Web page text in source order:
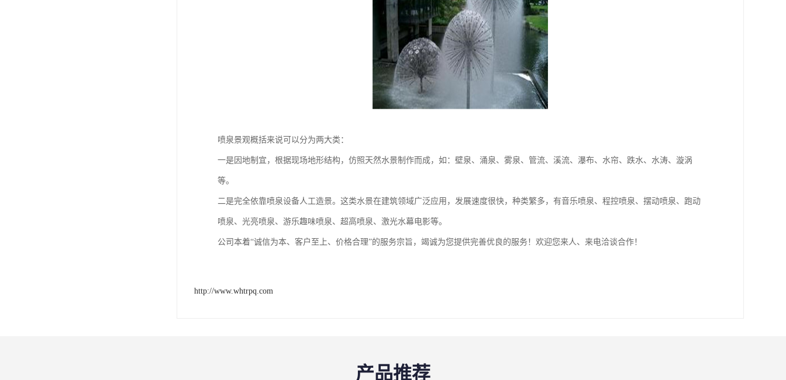
喷泉景观概括来说可以分为两大类：
一是因地制宜，根据现场地形结构，仿照天然水景制作而成，如：壁泉、涌泉、雾泉、管流、溪流、瀑布、水帘、跌水、水涛、漩涡
等。
二是完全依靠喷泉设备人工造景。这类水景在建筑领域广泛应用，发展速度很快，种类繁多，有音乐喷泉、程控喷泉、摆动喷泉、跑动
喷泉、光亮喷泉、游乐趣味喷泉、超高喷泉、激光水幕电影等。
公司本着“诚信为本、客户至上、价格合理”的服务宗旨，竭诚为您提供完善优良的服务！欢迎您来人、来电洽谈合作！
http://www.whtrpq.com
产品推荐